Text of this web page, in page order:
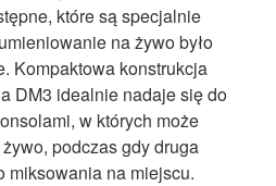
które są specjalnie
na żywo było
Kompaktowa konstrukcja
DM3 idealnie nadaje się do
w których może
podczas gdy druga
miksowania na miejscu.